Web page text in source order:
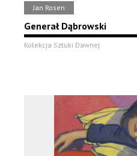
Jan Rosen
Generał Dąbrowski
Kolekcja Sztuki Dawnej